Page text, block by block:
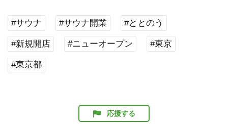
#サウナ #サウナ開業 #ととのう
#新規開店 #ニューオープン #東京
#東京都
応援する